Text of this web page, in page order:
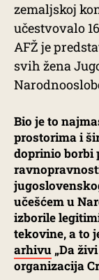
zemaljskoj
učestvovalo
AFŽ je
svih žena
Bio je to
prostorima i
doprinio borbi
učešćem u
izborile
tekovine, a to
arhivu „Da
organizacija